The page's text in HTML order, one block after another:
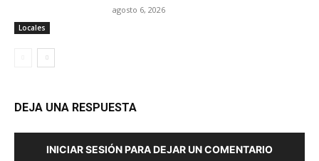
Locales
agosto 6, 2026
DEJA UNA RESPUESTA
INICIAR SESIÓN PARA DEJAR UN COMENTARIO